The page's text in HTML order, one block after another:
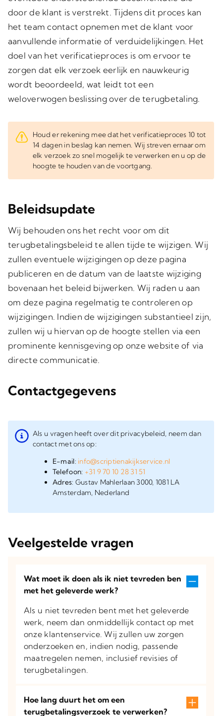
door de klant is verstrekt. Tijdens dit proces kan
het team contact opnemen met de klant voor
aanvullende informatie of verduidelijkingen. Het
doel van het verificatieproces is om ervoor te
zorgen dat elk verzoek eerlijk en nauwkeurig
wordt beoordeeld, wat leidt tot een
weloverwogen beslissing over de terugbetaling.
Houd er rekening mee dat het verificatieproces 10 tot
14 dagen in beslag kan nemen. Wij streven ernaar om
elk verzoek zo snel mogelijk te verwerken en u op de
hoogte te houden van de voortgang.
Beleidsupdate
Wij behouden ons het recht voor om dit
terugbetalingsbeleid te allen tijde te wijzigen. Wij
zullen eventuele wijzigingen op deze pagina
publiceren en de datum van de laatste wijziging
bovenaan het beleid bijwerken. Wij raden u aan
om deze pagina regelmatig te controleren op
wijzigingen. Indien de wijzigingen substantieel zijn,
zullen wij u hiervan op de hoogte stellen via een
prominente kennisgeving op onze website of via
directe communicatie.
Contactgegevens
Als u vragen heeft over dit privacybeleid, neem dan
contact met ons op:
E-mail: info@scriptienakijkservice.nl
Telefoon: +31 9 70 10 28 31 51
Adres: Gustav Mahlerlaan 3000, 1081 LA
Amsterdam, Nederland
Veelgestelde vragen
Wat moet ik doen als ik niet tevreden ben
met het geleverde werk?
Als u niet tevreden bent met het geleverde
werk, neem dan onmiddellijk contact op met
onze klantenservice. Wij zullen uw zorgen
onderzoeken en, indien nodig, passende
maatregelen nemen, inclusief revisies of
terugbetalingen.
Hoe lang duurt het om een
terugbetalingsverzoek te verwerken?